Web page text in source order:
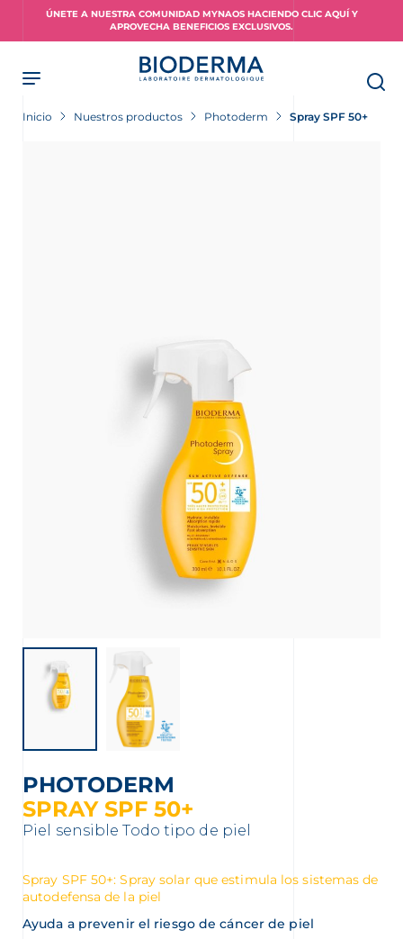
ÚNETE A NUESTRA COMUNIDAD MYNAOS HACIENDO CLIC AQUÍ Y
APROVECHA BENEFICIOS EXCLUSIVOS.
Inicio Nuestros productos Photoderm Spray SPF 50+
PHOTODERM
SPRAY SPF 50+
Piel sensible Todo tipo de piel
Spray SPF 50+: Spray solar que estimula los sistemas de
autodefensa de la piel
Ayuda a prevenir el riesgo de cáncer de piel